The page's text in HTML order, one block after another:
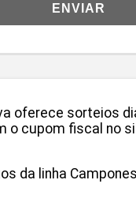
ENVIAR
oferece sorteios
o cupom fiscal no
da linha